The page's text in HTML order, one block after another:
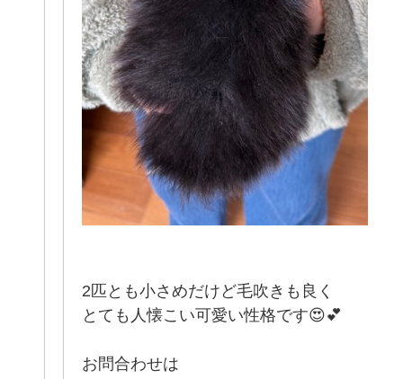
2匹とも小さめだけど毛吹きも良く
とても人懐こい可愛い性格です😍💕
お問合わせは